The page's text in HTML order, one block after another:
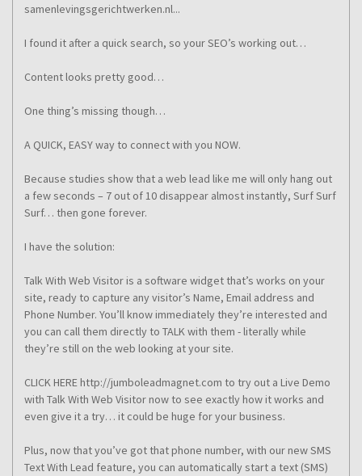
samenlevingsgerichtwerken.nl...
I found it after a quick search, so your SEO’s working out…
Content looks pretty good…
One thing’s missing though…
A QUICK, EASY way to connect with you NOW.
Because studies show that a web lead like me will only hang out
a few seconds – 7 out of 10 disappear almost instantly, Surf Surf
Surf… then gone forever.
I have the solution:
Talk With Web Visitor is a software widget that’s works on your
site, ready to capture any visitor’s Name, Email address and
Phone Number. You’ll know immediately they’re interested and
you can call them directly to TALK with them - literally while
they’re still on the web looking at your site.
CLICK HERE http://jumboleadmagnet.com to try out a Live Demo
with Talk With Web Visitor now to see exactly how it works and
even give it a try… it could be huge for your business.
Plus, now that you’ve got that phone number, with our new SMS
Text With Lead feature, you can automatically start a text (SMS)